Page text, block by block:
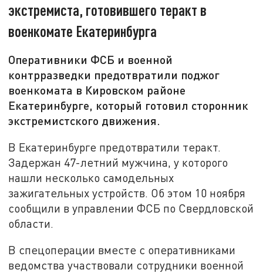
экстремиста, готовившего теракт в
военкомате Екатеринбурга
Оперативники ФСБ и военной
контрразведки предотвратили поджог
военкомата в Кировском районе
Екатеринбурге, который готовил сторонник
экстремистского движения.
В Екатеринбурге предотвратили теракт.
Задержан 47-летний мужчина, у которого
нашли несколько самодельных
зажигательных устройств. Об этом 10 ноября
сообщили в управлении ФСБ по Свердловской
области.
В спецоперации вместе с оперативниками
ведомства участвовали сотрудники военной